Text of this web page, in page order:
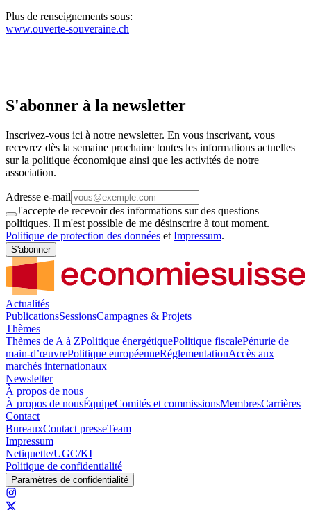
Plus de renseignements sous:
www.ouverte-souveraine.ch
S'abonner à la newsletter
Inscrivez-vous ici à notre newsletter. En vous inscrivant, vous
recevrez dès la semaine prochaine toutes les informations actuelles
sur la politique économique ainsi que les activités de notre
association.
Adresse e-mail
J'accepte de recevoir des informations sur des questions
politiques. Il m'est possible de me désinscrire à tout moment.
Politique de protection des données et Impressum.
S'abonner
Actualités
PublicationsSessionsCampagnes & Projets
Thèmes
Thèmes de A à ZPolitique énergétiquePolitique fiscalePénurie de
main-d’œuvrePolitique européenneRéglementationAccès aux
marchés internationaux
Newsletter
À propos de nous
À propos de nousÉquipeComités et commissionsMembresCarrières
Contact
BureauxContact presseTeam
Impressum
Netiquette/UGC/KI
Politique de confidentialité
Paramètres de confidentialité